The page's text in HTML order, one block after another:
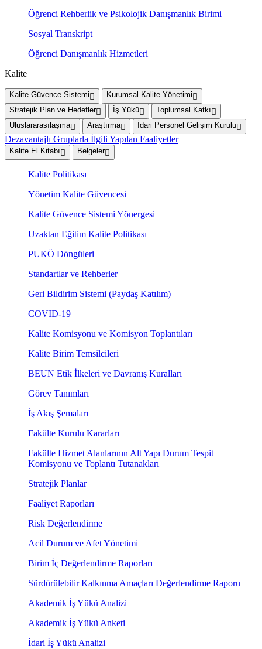
Öğrenci Rehberlik ve Psikolojik Danışmanlık Birimi
Sosyal Transkript
Öğrenci Danışmanlık Hizmetleri
Kalite
Kalite Güvence Sistemi
Kurumsal Kalite Yönetimi
Stratejik Plan ve Hedefler
İş Yükü
Toplumsal Katkı
Uluslararasılaşma
Araştırma İdari Personel Gelişim Kurulu
Dezavantajlı Gruplarla İlgili Yapılan Faaliyetler
Kalite El Kitabı Belgeler
Kalite Politikası
Yönetim Kalite Güvencesi
Kalite Güvence Sistemi Yönergesi
Uzaktan Eğitim Kalite Politikası
PUKÖ Döngüleri
Standartlar ve Rehberler
Geri Bildirim Sistemi (Paydaş Katılım)
COVID-19
Kalite Komisyonu ve Komisyon Toplantıları
Kalite Birim Temsilcileri
BEUN Etik İlkeleri ve Davranış Kuralları
Görev Tanımları
İş Akış Şemaları
Fakülte Kurulu Kararları
Fakülte Hizmet Alanlarının Alt Yapı Durum Tespit
Komisyonu ve Toplantı Tutanakları
Stratejik Planlar
Faaliyet Raporları
Risk Değerlendirme
Acil Durum ve Afet Yönetimi
Birim İç Değerlendirme Raporları
Sürdürülebilir Kalkınma Amaçları Değerlendirme Raporu
Akademik İş Yükü Analizi
Akademik İş Yükü Anketi
İdari İş Yükü Analizi